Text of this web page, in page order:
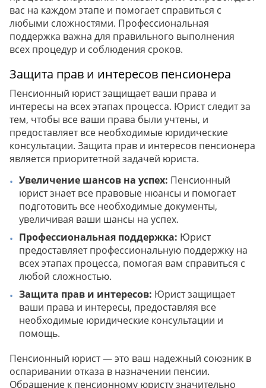
вас на каждом этапе и помогает справиться с
любыми сложностями. Профессиональная
поддержка важна для правильного выполнения
всех процедур и соблюдения сроков.
Защита прав и интересов пенсионера
Пенсионный юрист защищает ваши права и
интересы на всех этапах процесса. Юрист следит за
тем, чтобы все ваши права были учтены, и
предоставляет все необходимые юридические
консультации. Защита прав и интересов пенсионера
является приоритетной задачей юриста.
Увеличение шансов на успех: Пенсионный
юрист знает все правовые нюансы и помогает
подготовить все необходимые документы,
увеличивая ваши шансы на успех.
Профессиональная поддержка: Юрист
предоставляет профессиональную поддержку на
всех этапах процесса, помогая вам справиться с
любой сложностью.
Защита прав и интересов: Юрист защищает
ваши права и интересы, предоставляя все
необходимые юридические консультации и
помощь.
Пенсионный юрист — это ваш надежный союзник в
оспаривании отказа в назначении пенсии.
Обращение к пенсионному юристу значительно